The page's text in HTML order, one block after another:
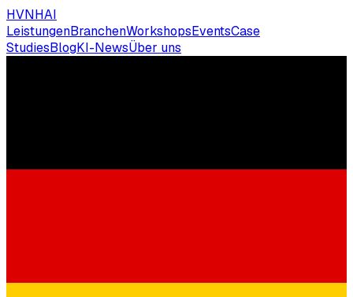
HVNHAI
LeistungenBranchenWorkshopsEventsCase
StudiesBlogKI-NewsÜber uns